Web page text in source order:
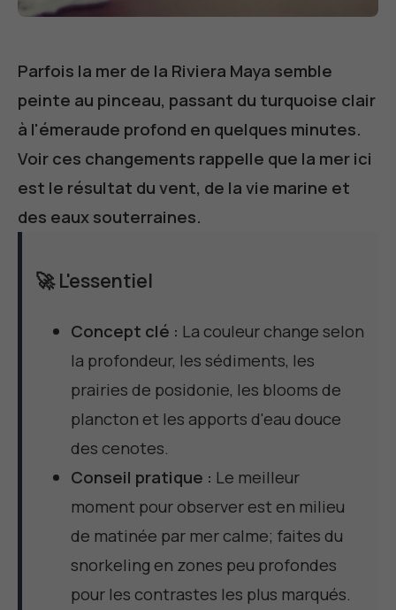
Parfois la mer de la Riviera Maya semble
peinte au pinceau, passant du turquoise clair
à l'émeraude profond en quelques minutes.
Voir ces changements rappelle que la mer ici
est le résultat du vent, de la vie marine et
des eaux souterraines.
🚀 L'essentiel
Concept clé : La couleur change selon
la profondeur, les sédiments, les
prairies de posidonie, les blooms de
plancton et les apports d'eau douce
des cenotes.
Conseil pratique : Le meilleur
moment pour observer est en milieu
de matinée par mer calme; faites du
snorkeling en zones peu profondes
pour les contrastes les plus marqués.